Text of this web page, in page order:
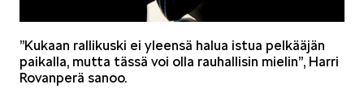
”Kukaan rallikuski ei yleensä halua istua pelkääjän
paikalla, mutta tässä voi olla rauhallisin mielin”, Harri
Rovanperä sanoo.